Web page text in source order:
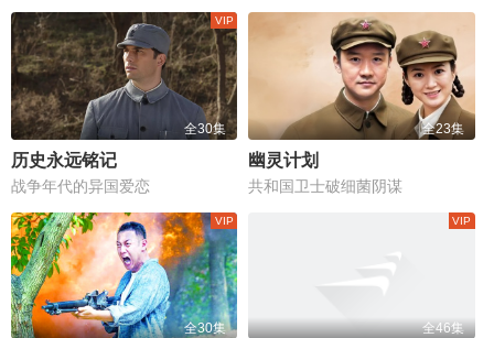
全30集
历史永远铭记
战争年代的异国爱恋
全23集
幽灵计划
共和国卫士破细菌阴谋
全30集 全46集